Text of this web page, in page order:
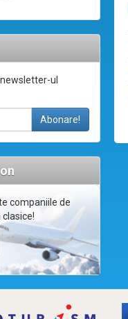
ul
companiile de